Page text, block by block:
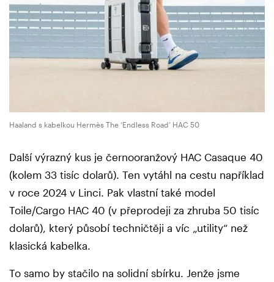
Haaland s kabelkou Hermès The ‘Endless Road’ HAC 50
Další výrazný kus je černooranžový HAC Casaque 40
(kolem 33 tisíc dolarů). Ten vytáhl na cestu například
v roce 2024 v Linci. Pak vlastní také model
Toile/Cargo HAC 40 (v přeprodeji za zhruba 50 tisíc
dolarů), který působí techničtěji a víc „utility“ než
klasická kabelka.
To samo by stačilo na solidní sbírku. Jenže jsme